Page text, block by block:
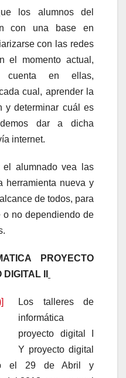
los alumnos del
con una base en
con las redes
el momento actual,
cuenta en ellas,
cual, aprender la
y determinar cuál es
dar a dicha
internet.
el alumnado vea las
herramienta nueva y
de todos, para
no dependiendo de
PROYECTO
II
Los talleres de
informática
proyecto digital I
Y proyecto digital
el 29 de Abril y